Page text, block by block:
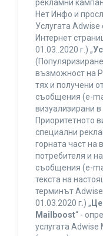
рекламни
Нет Инфо и
Услугата
Интернет
01.03..2020 г.) „
възможност на
тях и получени
съобщения (e-
визуализирани в
Приоритетното
специални
горната част на
потребителя и
съобщения (e-
текста на
терминът
01.03.2020 г.) „
Mailboost“ -
услугата